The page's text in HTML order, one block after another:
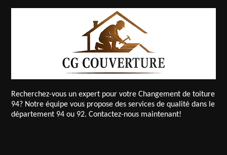
Recherchez-vous un expert pour votreChangement de toiture
94? Notre équipe vous propose des services de qualité dans le
département 94 ou 92. Contactez-nous maintenant!